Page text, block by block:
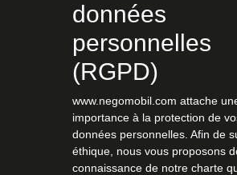
données
personnelles
(RGPD)
www.negomobil.com attache
importance à la protection de
données personnelles. Afin de
éthique, nous vous proposons
connaissance de notre charte